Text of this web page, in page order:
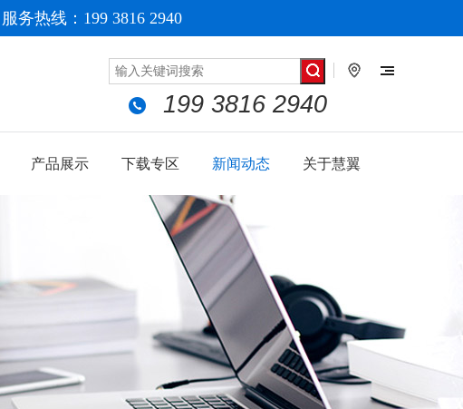
服务热线：199 3816 2940
199 3816 2940
产品展示 下载专区 新闻动态 关于慧翼